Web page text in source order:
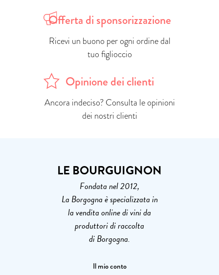
Offerta di sponsorizzazione
Ricevi un buono per ogni ordine dal
tuo figlioccio
Opinione dei clienti
Ancora indeciso? Consulta le opinioni
dei nostri clienti
LE BOURGUIGNON
Fondata nel 2012,
La Borgogna è specializzata in
la vendita online di vini da
produttori di raccolta
di Borgogna.
Il mio conto